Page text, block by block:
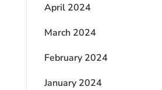
April 2024
March 2024
February 2024
January 2024